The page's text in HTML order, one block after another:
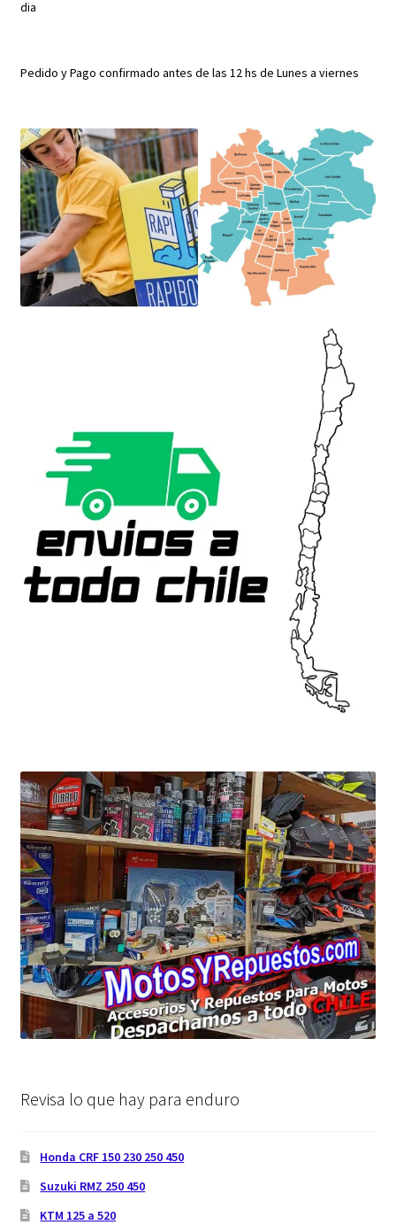
dia
Pedido y Pago confirmado antes de las 12 hs de Lunes a viernes
Revisa lo que hay para enduro
Honda CRF 150 230 250 450
Suzuki RMZ 250 450
KTM 125 a 520